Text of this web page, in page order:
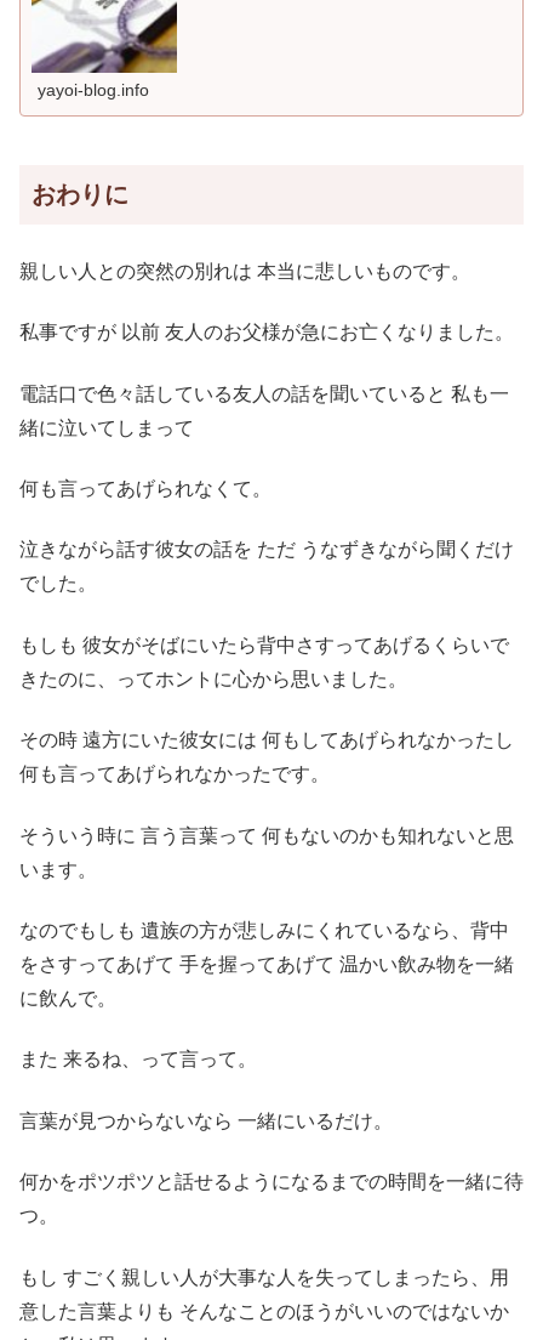
yayoi-blog.info
おわりに
親しい人との突然の別れは 本当に悲しいものです。
私事ですが 以前 友人のお父様が急にお亡くなりました。
電話口で色々話している友人の話を聞いていると 私も一
緒に泣いてしまって
何も言ってあげられなくて。
泣きながら話す彼女の話を ただ うなずきながら聞くだけ
でした。
もしも 彼女がそばにいたら背中さすってあげるくらいで
きたのに、ってホントに心から思いました。
その時 遠方にいた彼女には 何もしてあげられなかったし
何も言ってあげられなかったです。
そういう時に 言う言葉って 何もないのかも知れないと思
います。
なのでもしも 遺族の方が悲しみにくれているなら、背中
をさすってあげて 手を握ってあげて 温かい飲み物を一緒
に飲んで。
また 来るね、って言って。
言葉が見つからないなら 一緒にいるだけ。
何かをポツポツと話せるようになるまでの時間を一緒に待
つ。
もし すごく親しい人が大事な人を失ってしまったら、用
意した言葉よりも そんなことのほうがいいのではないか